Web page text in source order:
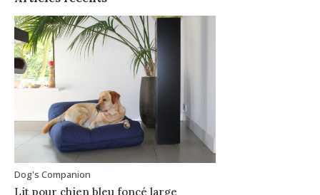
Dog's Companion
Lit pour chien bleu foncé large